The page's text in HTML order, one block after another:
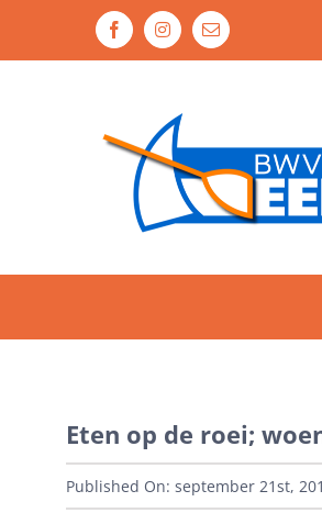
FacebookInstagram
E-
mail
Eten op de roei;
Published On: september 21st,